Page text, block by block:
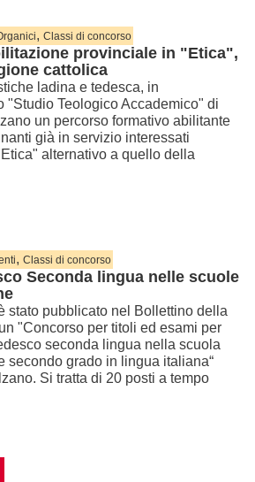
, Classi di concorso
provinciale in "Etica",
cattolica
ladina e tedesca, in
"Studio Teologico Accademico" di
un percorso formativo abilitante
già in servizio interessati
alternativo a quello della
, Classi di concorso
Seconda lingua nelle scuole
stato pubblicato nel Bollettino della
"Concorso per titoli ed esami per
seconda lingua nella scuola
secondo grado in lingua italiana“
Si tratta di 20 posti a tempo
pagina